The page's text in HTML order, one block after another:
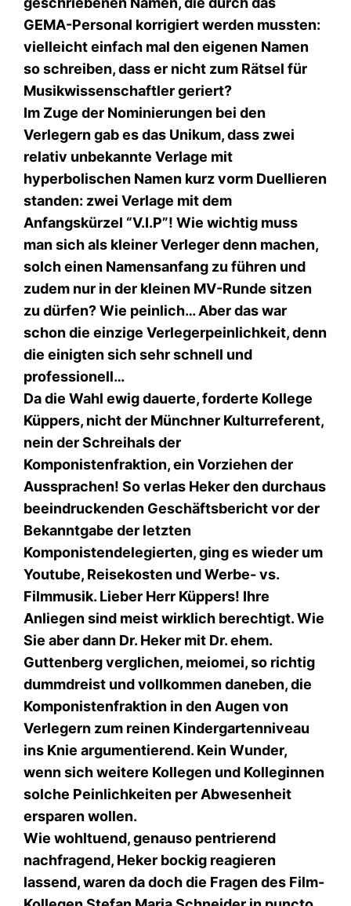
GEMA-Personal korrigiert werden mussten:
vielleicht einfach mal den eigenen Namen
so schreiben, dass er nicht zum Rätsel für
Musikwissenschaftler geriert?
Im Zuge der Nominierungen bei den
Verlegern gab es das Unikum, dass zwei
relativ unbekannte Verlage mit
hyperbolischen Namen kurz vorm Duellieren
standen: zwei Verlage mit dem
Anfangskürzel “V.I.P”! Wie wichtig muss
man sich als kleiner Verleger denn machen,
solch einen Namensanfang zu führen und
zudem nur in der kleinen MV-Runde sitzen
zu dürfen? Wie peinlich… Aber das war
schon die einzige Verlegerpeinlichkeit, denn
die einigten sich sehr schnell und
professionell…
Da die Wahl ewig dauerte, forderte Kollege
Küppers, nicht der Münchner Kulturreferent,
nein der Schreihals der
Komponistenfraktion, ein Vorziehen der
Aussprachen! So verlas Heker den durchaus
beeindruckenden Geschäftsbericht vor der
Bekanntgabe der letzten
Komponistendelegierten, ging es wieder um
Youtube, Reisekosten und Werbe- vs.
Filmmusik. Lieber Herr Küppers! Ihre
Anliegen sind meist wirklich berechtigt. Wie
Sie aber dann Dr. Heker mit Dr. ehem.
Guttenberg verglichen, meiomei, so richtig
dummdreist und vollkommen daneben, die
Komponistenfraktion in den Augen von
Verlegern zum reinen Kindergartenniveau
ins Knie argumentierend. Kein Wunder,
wenn sich weitere Kollegen und Kolleginnen
solche Peinlichkeiten per Abwesenheit
ersparen wollen.
Wie wohltuend, genauso pentrierend
nachfragend, Heker bockig reagieren
lassend, waren da doch die Fragen des Film-